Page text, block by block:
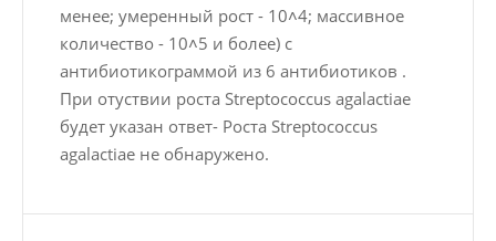
менее; умеренный рост - 10˄4; массивное
количество - 10˄5 и более) с
антибиотикограммой из 6 антибиотиков .
При отуствии роста Streptococcus agalactiae
будет указан ответ- Роста Streptococcus
agalactiae не обнаружено.